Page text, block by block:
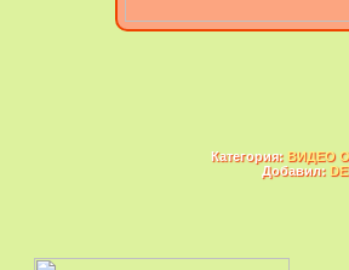
Категория: ВИДЕО О
Добавил: